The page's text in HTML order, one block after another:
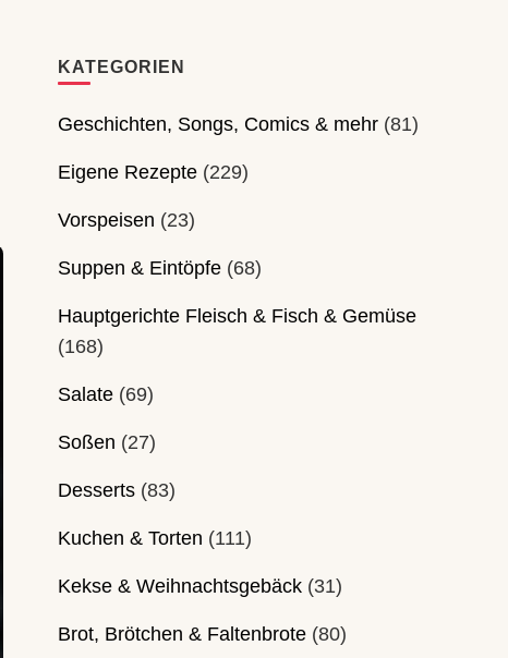
KATEGORIEN
Geschichten, Songs, Comics & mehr(81)
Eigene Rezepte(229)
Vorspeisen (23)
Suppen & Eintöpfe(68)
Hauptgerichte Fleisch & Fisch & Gemüse
(168)
Salate(69)
Soßen (27)
Desserts(83)
Kuchen & Torten (111)
Kekse & Weihnachtsgebäck(31)
Brot, Brötchen & Faltenbrote(80)